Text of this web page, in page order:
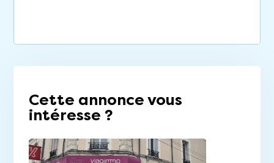
Cette annonce vous
intéresse ?